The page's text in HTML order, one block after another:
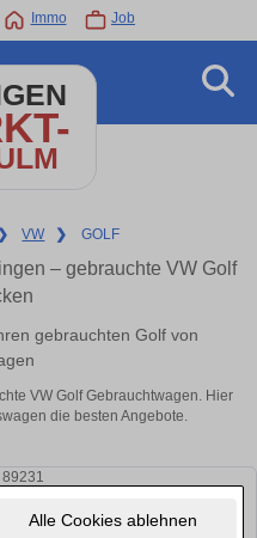
Alle Cookies ablehnen
Immo Job
❯ VW ❯ GOLF
– gebrauchte VW Golf
gebrauchten Golf von
VW Golf Gebrauchtwagen. Hier
die besten Angebote.